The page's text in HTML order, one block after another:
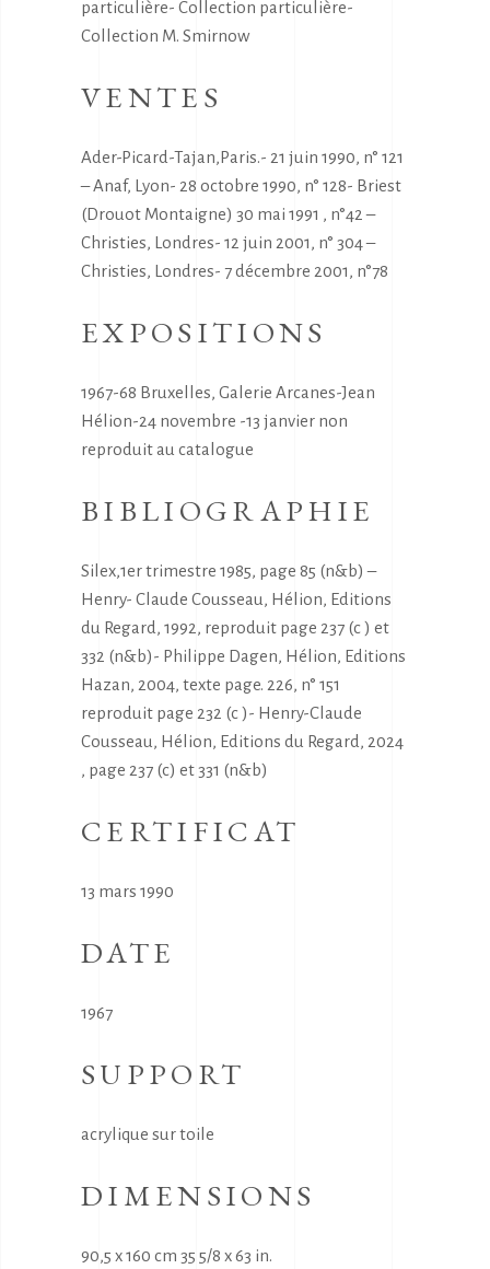
particulière- Collection particulière-
Collection M. Smirnow
VENTES
Ader-Picard-Tajan,Paris.- 21 juin 1990, n° 121
– Anaf, Lyon- 28 octobre 1990, n° 128- Briest
(Drouot Montaigne) 30 mai 1991 , n°42 –
Christies, Londres- 12 juin 2001, n° 304 –
Christies, Londres- 7 décembre 2001, n°78
EXPOSITIONS
1967-68 Bruxelles, Galerie Arcanes-Jean
Hélion-24 novembre -13 janvier non
reproduit au catalogue
BIBLIOGRAPHIE
Silex,1er trimestre 1985, page 85 (n&b) –
Henry- Claude Cousseau, Hélion, Editions
du Regard, 1992, reproduit page 237 (c ) et
332 (n&b)- Philippe Dagen, Hélion, Editions
Hazan, 2004, texte page. 226, n° 151
reproduit page 232 (c )- Henry-Claude
Cousseau, Hélion, Editions du Regard, 2024
, page 237 (c) et 331 (n&b)
CERTIFICAT
13 mars 1990
DATE
1967
SUPPORT
acrylique sur toile
DIMENSIONS
90,5 x 160 cm 35 5/8 x 63 in.